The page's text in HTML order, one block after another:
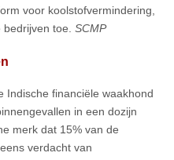
voor koolstofvermindering,
bedrijven toe. SCMP
Indische financiële waakhond
in een dozijn
merk dat 15% van de
verdacht van